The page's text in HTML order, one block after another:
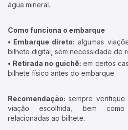
água mineral.
Como funciona o embarque
• Embarque direto: algumas
bilhete digital, sem necessidade de
• Retirada no guichê: em certos
bilhete físico antes do embarque.
Recomendação: sempre verifique
viação escolhida, bem como
relacionadas ao bilhete.